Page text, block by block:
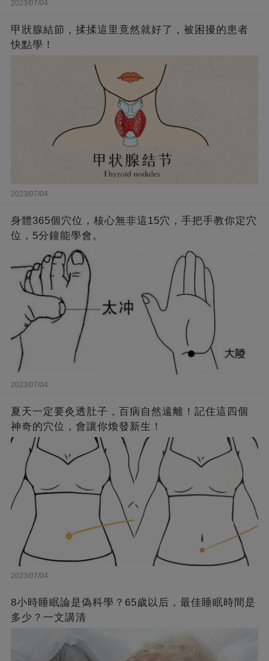
2023/07/04
甲狀腺結節，揉揉這里竟然就好了，被困擾的患者
快點學！
2023/07/04
身體365個穴位，核心無非這15穴，手把手教你定穴
位，5分鐘能學會。
2023/07/04
夏天一定要灸透肚子，百病自然遠離！記住這四個
神奇的穴位，會讓你煥發新生！
2023/07/04
8小時睡眠論是偽科學？65歲以后，最佳睡眠時間是
多少？一文講清